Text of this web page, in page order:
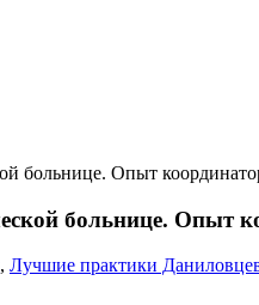
больнице. Опыт
больнице. Опыт
, Лучшие практики